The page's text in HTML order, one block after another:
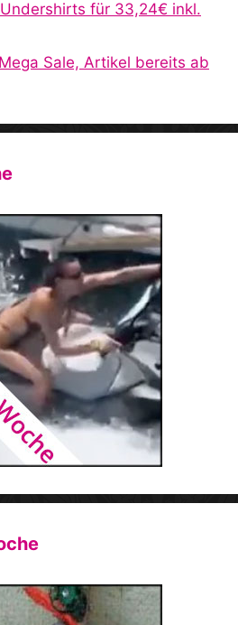
für 33,24€ inkl.
Sale, Artikel bereits ab